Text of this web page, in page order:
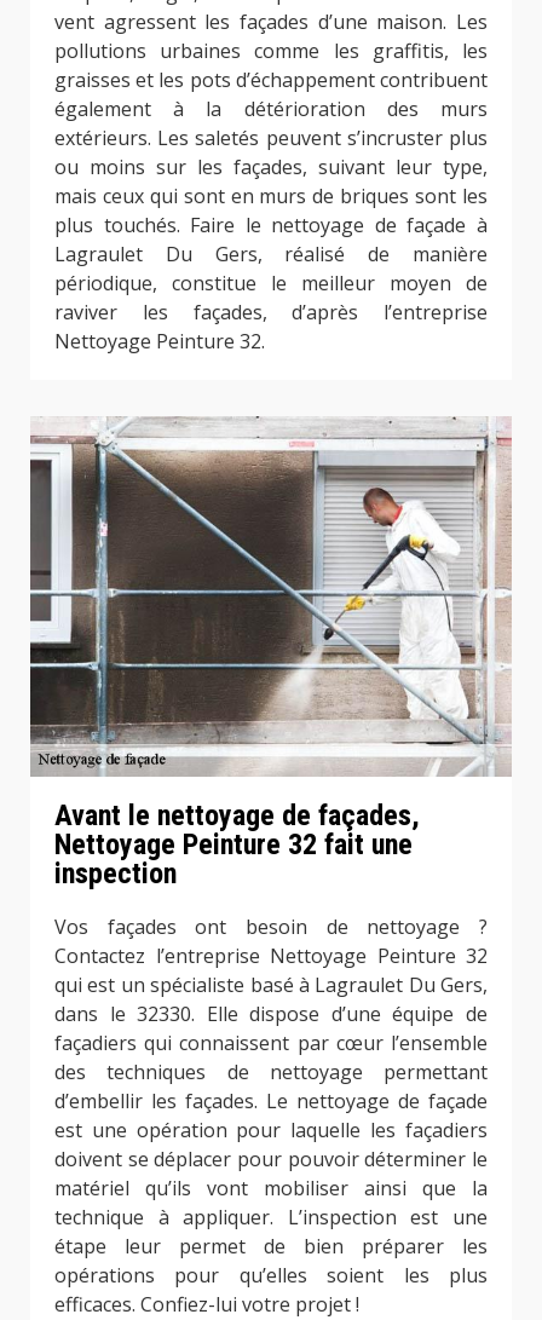
vent agressent les façades d’une maison. Les
pollutions urbaines comme les graffitis, les
graisses et les pots d’échappement contribuent
également à la détérioration des murs
extérieurs. Les saletés peuvent s’incruster plus
ou moins sur les façades, suivant leur type,
mais ceux qui sont en murs de briques sont les
plus touchés. Faire le nettoyage de façade à
Lagraulet Du Gers, réalisé de manière
périodique, constitue le meilleur moyen de
raviver les façades, d’après l’entreprise
Nettoyage Peinture 32.
Avant le nettoyage de façades,
Nettoyage Peinture 32 fait une
inspection
Vos façades ont besoin de nettoyage ?
Contactez l’entreprise Nettoyage Peinture 32
qui est un spécialiste basé à Lagraulet Du Gers,
dans le 32330. Elle dispose d’une équipe de
façadiers qui connaissent par cœur l’ensemble
des techniques de nettoyage permettant
d’embellir les façades. Le nettoyage de façade
est une opération pour laquelle les façadiers
doivent se déplacer pour pouvoir déterminer le
matériel qu’ils vont mobiliser ainsi que la
technique à appliquer. L’inspection est une
étape leur permet de bien préparer les
opérations pour qu’elles soient les plus
efficaces. Confiez-lui votre projet !